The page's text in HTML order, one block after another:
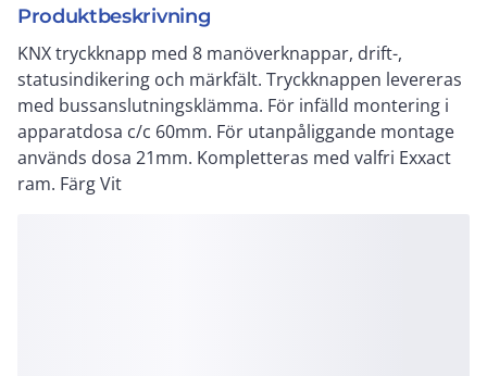
Produktbeskrivning
KNX tryckknapp med 8 manöverknappar, drift-,
statusindikering och märkfält. Tryckknappen levereras
med bussanslutningsklämma. För infälld montering i
apparatdosa c/c 60mm. För utanpåliggande montage
används dosa 21mm. Kompletteras med valfri Exxact
ram. Färg Vit